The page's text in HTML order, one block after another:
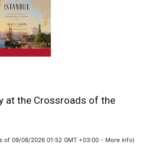
at the Crossroads of the
of 09/08/2026 01:52 GMT +03:00 - More info)